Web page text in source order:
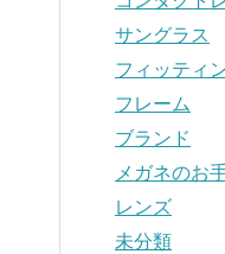
サングラス
フィッティ
フレーム
ブランド
メガネのお
レンズ
未分類